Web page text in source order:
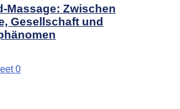
Massage: Zwischen
Gesellschaft und
0